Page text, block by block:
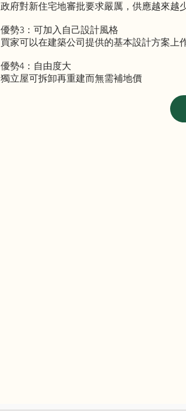
政府對新住宅地審批要求嚴厲，供應越來越
優勢3：可加入自己設計風格
買家可以在建築公司提供的基本設計方案上
優勢4：自由度大
獨立屋可拆卸再重建而無需補地價